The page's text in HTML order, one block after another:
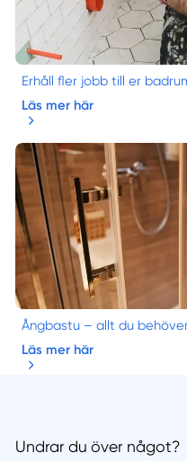
Erhåll fler jobb till er
Läs mer här
Ångbastu – allt du
Läs mer här
Undrar du över något?